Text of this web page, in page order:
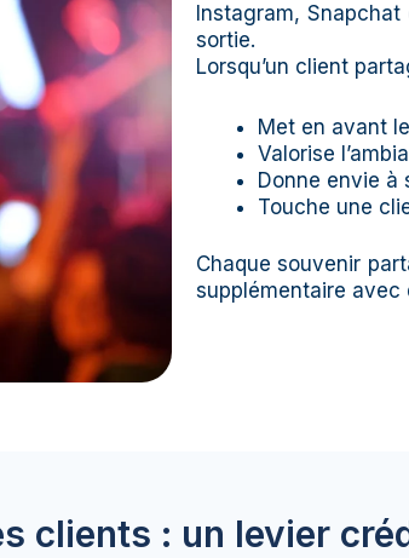
Instagram,
sortie.
Lorsqu’un client
Met en avant
Valorise
Donne envie à
Touche une
Chaque souvenir
supplémentaire avec
clients : un levier